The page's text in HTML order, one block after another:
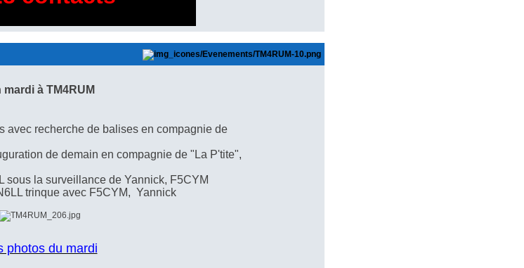
mardi à TM4RUM
avec recherche de balises en compagnie de
de demain en compagnie de "La P'tite",
sous la surveillance de Yannick, F5CYM
trinque avec F5CYM, Yannick
photos du mardi